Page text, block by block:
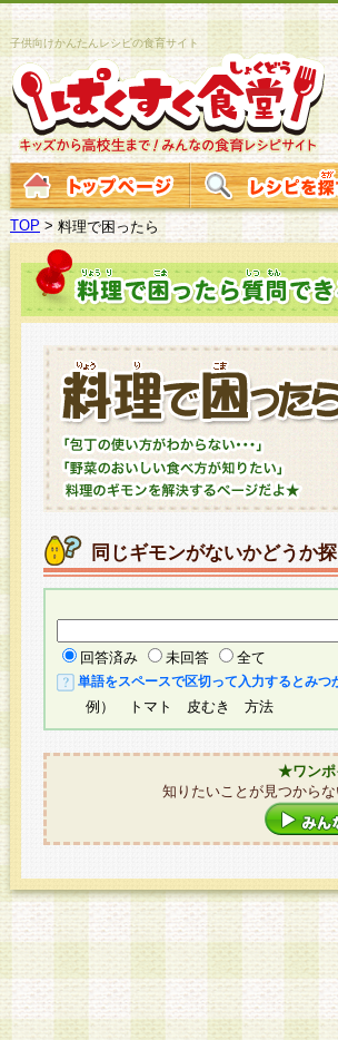
子供向けかんたんレシピの食育サイト
TOP > 料理で困ったら
同じギモンがないかどうか
回答済み 未回答 全て
単語をスペースで区切って入力するとみつ
例） トマト 皮むき 方法
★ワンポ
知りたいことが見つから